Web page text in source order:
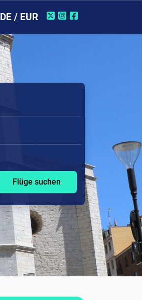
DE / EUR
Flüge suchen